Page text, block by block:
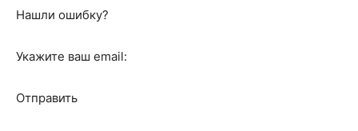
Нашли ошибку?
Укажите ваш email:
Отправить